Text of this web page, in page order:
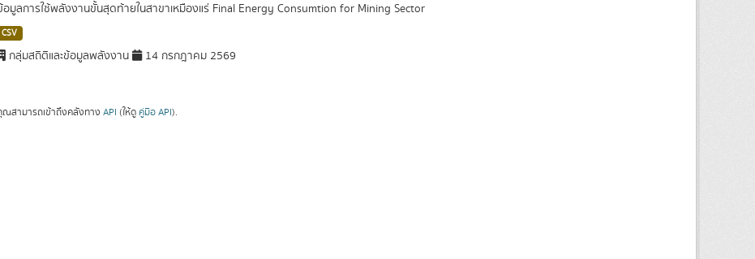
อมูลการใช้พลังงานขั้นสุดท้ายในสาขาเหมืองแร่ Final Energy Consumtion for Mining Sector
CSV
กลุ่มสถิติและข้อมูลพลังงาน 14 กรกฎาคม 2569
ณสามารถเข้าถึงคลังทาง API (ให้ดู คู่มือ API).